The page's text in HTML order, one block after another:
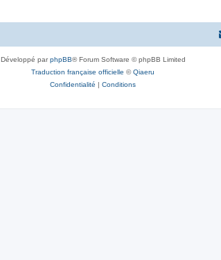
Développé parphpBB® Forum Software © phpBB Limited
Traduction française officielle ©Qiaeru
Confidentialité | Conditions